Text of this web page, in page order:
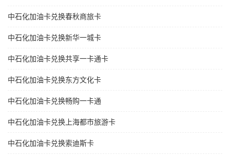
中石化加油卡兑换春秋商旅卡
中石化加油卡兑换新华一城卡
中石化加油卡兑换共享一卡通卡
中石化加油卡兑换东方文化卡
中石化加油卡兑换畅购一卡通
中石化加油卡兑换上海都市旅游卡
中石化加油卡兑换索迪斯卡